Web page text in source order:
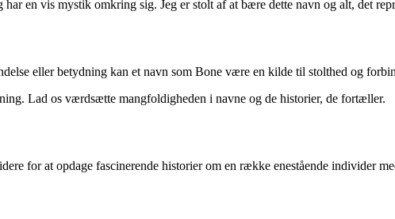
en vis mystik omkring sig. Jeg er stolt af at bære dette navn og alt, det
eller betydning kan et navn som Bone være en kilde til stolthed og
Lad os værdsætte mangfoldigheden i navne og de historier, de fortæller.
for at opdage fascinerende historier om en række enestående individer